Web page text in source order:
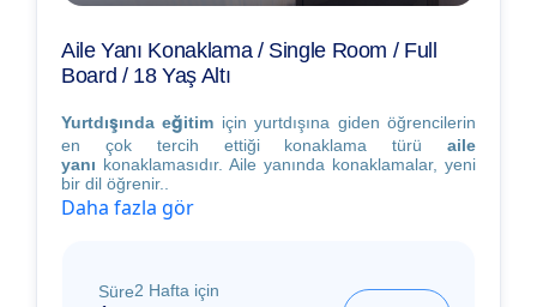
Aile Yanı Konaklama / Single Room / Full
Board / 18 Yaş Altı
Yurtdışında eğitim için yurtdışına giden öğrencilerin
en çok tercih ettiği konaklama türü aile
yanı konaklamasıdır. Aile yanında konaklamalar, yeni
bir dil öğrenir..
Daha fazla gör
Süre2 Hafta için